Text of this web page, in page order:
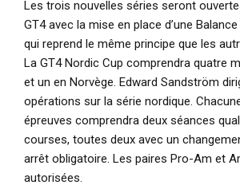
Les trois nouvelles séries seront
GT4 avec la mise en place d’une
qui reprend le même principe que les
La GT4 Nordic Cup comprendra quatre
et un en Norvège. Edward Sandström
opérations sur la série nordique.
épreuves comprendra deux séances
courses, toutes deux avec un
arrêt obligatoire. Les paires Pro-Am et
autorisées.